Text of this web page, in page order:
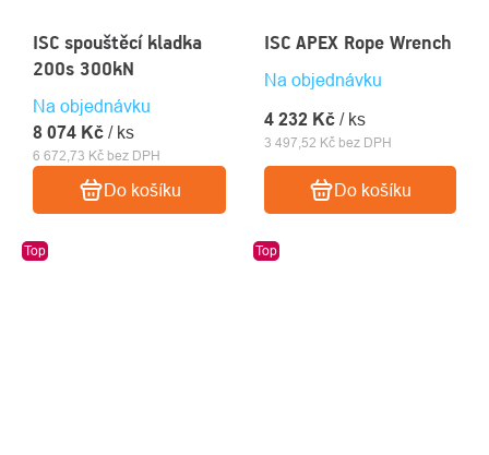
ISC spouštěcí kladka
200s 300kN
Na objednávku
6 672,73 Kč bez DPH
8 074 Kč / ks
Do košíku
ISC APEX Rope Wrench
Na objednávku
3 497,52 Kč bez DPH
4 232 Kč / ks
Do košíku
Top Top